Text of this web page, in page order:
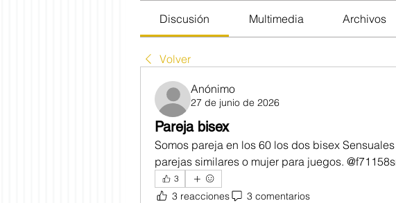
Discusión Multimedia Archivos
Volver
Anónimo
27 de junio de 2026
Pareja bisex
Somos pareja en los 60 los dos bisex
parejas similares o mujer para juegos.
3
3 reacciones 3 comentarios